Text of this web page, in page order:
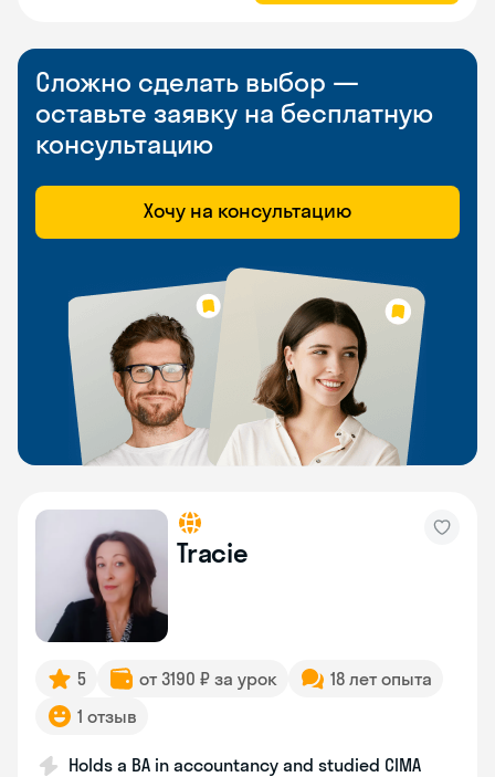
Сложно сделать выбор —
оставьте заявку на бесплатную
консультацию
Хочу на консультацию
Tracie
5 от 3190 ₽ за урок
18 лет опыта
1 отзыв
Holds a BA in accountancy and studied CIMA